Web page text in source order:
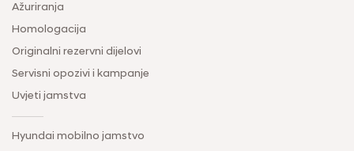
Ažuriranja
Homologacija
Originalni rezervni dijelovi
Servisni opozivi i kampanje
Uvjeti jamstva
Hyundai mobilno jamstvo